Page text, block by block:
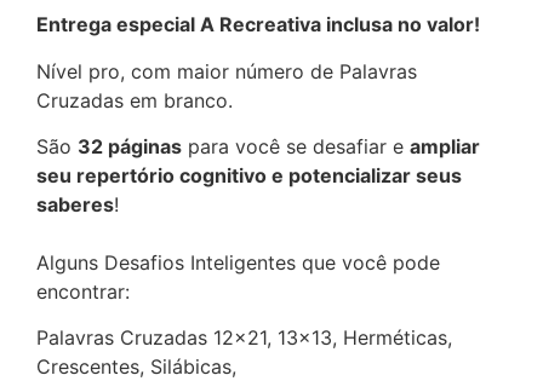
Entrega especial A Recreativa inclusa no valor!
Nível pro, com maior número de Palavras
Cruzadas em branco.
São 32 páginas para você se desafiar e ampliar
seu repertório cognitivo e potencializar seus
saberes!
Alguns Desafios Inteligentes que você pode
encontrar:
Palavras Cruzadas 12×21, 13×13, Herméticas,
Crescentes, Silábicas,